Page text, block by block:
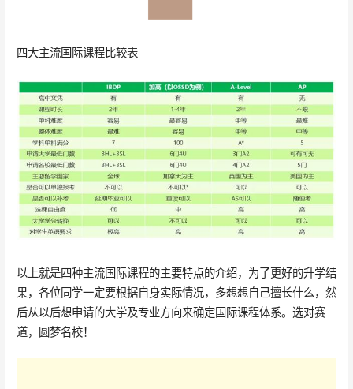
四大主流国际课程比较表
以上就是四种主流国际课程的主要特点的介绍，为了更好的升学结
果，各位同学一定要根据自身实际情况，多想想自己擅长什么，然
后从以后想申请的大学及专业方向来确定国际课程体系。选对赛
道，圆梦名校！